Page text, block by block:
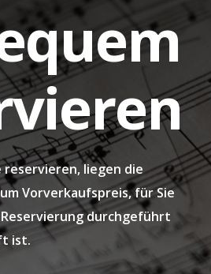
liegen die
Vorverkaufspreis, für Sie
durchgeführt
ist.